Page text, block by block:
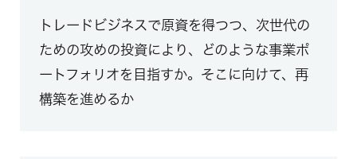
トレードビジネスで原資を得つつ、次世代の
ための攻めの投資により、どのような事業ポ
ートフォリオを目指すか。そこに向けて、再
構築を進めるか